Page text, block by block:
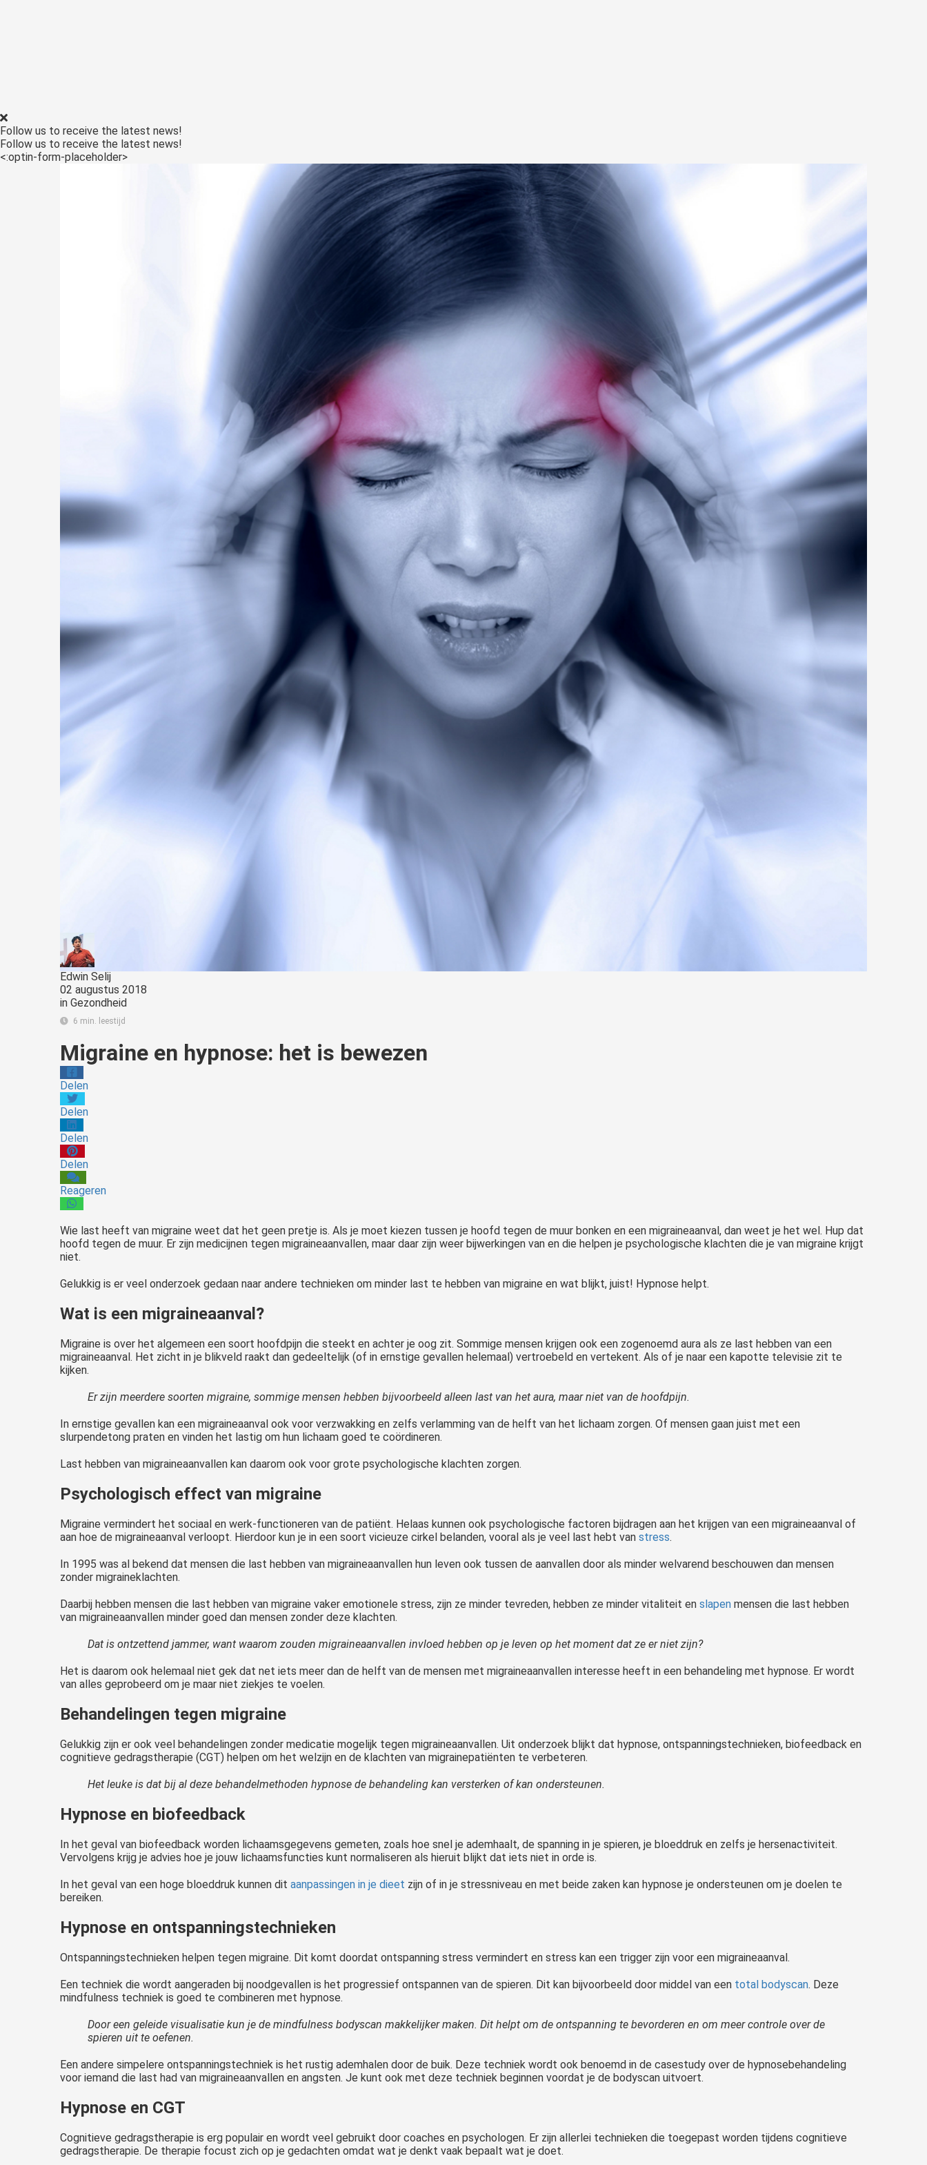
Follow us to receive the latest news!
Follow us to receive the latest news!
<:optin-form-placeholder>
Edwin Selij
02 augustus 2018
in Gezondheid
6 min. leestijd
Migraine en hypnose: het is bewezen
Delen
Delen
Delen
Delen
Reageren
Wie last heeft van migraine weet dat het geen pretje is. Als je moet kiezen tussen je hoofd tegen de muur bonken en een migraineaanval, dan weet je het wel. Hup dat
hoofd tegen de muur. Er zijn medicijnen tegen migraineaanvallen, maar daar zijn weer bijwerkingen van en die helpen je psychologische klachten die je van migraine krijgt
niet.
Gelukkig is er veel onderzoek gedaan naar andere technieken om minder last te hebben van migraine en wat blijkt, juist! Hypnose helpt.
Wat is een migraineaanval?
Migraine is over het algemeen een soort hoofdpijn die steekt en achter je oog zit. Sommige mensen krijgen ook een zogenoemd aura als ze last hebben van een
migraineaanval. Het zicht in je blikveld raakt dan gedeeltelijk (of in ernstige gevallen helemaal) vertroebeld en vertekent. Als of je naar een kapotte televisie zit te
kijken.
Er zijn meerdere soorten migraine, sommige mensen hebben bijvoorbeeld alleen last van het aura, maar niet van de hoofdpijn.
In ernstige gevallen kan een migraineaanval ook voor verzwakking en zelfs verlamming van de helft van het lichaam zorgen. Of mensen gaan juist met een
slurpendetong praten en vinden het lastig om hun lichaam goed te coördineren.
Last hebben van migraineaanvallen kan daarom ook voor grote psychologische klachten zorgen.
Psychologisch effect van migraine
Migraine vermindert het sociaal en werk-functioneren van de patiënt. Helaas kunnen ook psychologische factoren bijdragen aan het krijgen van een migraineaanval of
aan hoe de migraineaanval verloopt. Hierdoor kun je in een soort vicieuze cirkel belanden, vooral als je veel last hebt van stress.
In 1995 was al bekend dat mensen die last hebben van migraineaanvallen hun leven ook tussen de aanvallen door als minder welvarend beschouwen dan mensen
zonder migraineklachten.
Daarbij hebben mensen die last hebben van migraine vaker emotionele stress, zijn ze minder tevreden, hebben ze minder vitaliteit en slapen mensen die last hebben
van migraineaanvallen minder goed dan mensen zonder deze klachten.
Dat is ontzettend jammer, want waarom zouden migraineaanvallen invloed hebben op je leven op het moment dat ze er niet zijn?
Het is daarom ook helemaal niet gek dat net iets meer dan de helft van de mensen met migraineaanvallen interesse heeft in een behandeling met hypnose. Er wordt
van alles geprobeerd om je maar niet ziekjes te voelen.
Behandelingen tegen migraine
Gelukkig zijn er ook veel behandelingen zonder medicatie mogelijk tegen migraineaanvallen. Uit onderzoek blijkt dat hypnose, ontspanningstechnieken, biofeedback en
cognitieve gedragstherapie (CGT) helpen om het welzijn en de klachten van migrainepatiënten te verbeteren.
Het leuke is dat bij al deze behandelmethoden hypnose de behandeling kan versterken of kan ondersteunen.
Hypnose en biofeedback
In het geval van biofeedback worden lichaamsgegevens gemeten, zoals hoe snel je ademhaalt, de spanning in je spieren, je bloeddruk en zelfs je hersenactiviteit.
Vervolgens krijg je advies hoe je jouw lichaamsfuncties kunt normaliseren als hieruit blijkt dat iets niet in orde is.
In het geval van een hoge bloeddruk kunnen dit aanpassingen in je dieet zijn of in je stressniveau en met beide zaken kan hypnose je ondersteunen om je doelen te
bereiken.
Hypnose en ontspanningstechnieken
Ontspanningstechnieken helpen tegen migraine. Dit komt doordat ontspanning stress vermindert en stress kan een trigger zijn voor een migraineaanval.
Een techniek die wordt aangeraden bij noodgevallen is het progressief ontspannen van de spieren. Dit kan bijvoorbeeld door middel van een total bodyscan. Deze
mindfulness techniek is goed te combineren met hypnose.
Door een geleide visualisatie kun je de mindfulness bodyscan makkelijker maken. Dit helpt om de ontspanning te bevorderen en om meer controle over de
spieren uit te oefenen.
Een andere simpelere ontspanningstechniek is het rustig ademhalen door de buik. Deze techniek wordt ook benoemd in de casestudy over de hypnosebehandeling
voor iemand die last had van migraineaanvallen en angsten. Je kunt ook met deze techniek beginnen voordat je de bodyscan uitvoert.
Hypnose en CGT
Cognitieve gedragstherapie is erg populair en wordt veel gebruikt door coaches en psychologen. Er zijn allerlei technieken die toegepast worden tijdens cognitieve
gedragstherapie. De therapie focust zich op je gedachten omdat wat je denkt vaak bepaalt wat je doet.